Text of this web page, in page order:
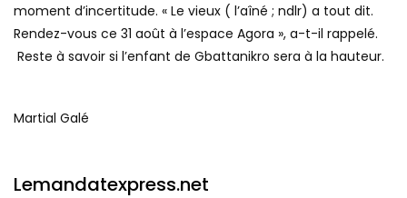
moment d’incertitude. « Le vieux ( l’aîné ; ndlr) a tout dit.
Rendez-vous ce 31 août à l’espace Agora », a-t-il rappelé.
Reste à savoir si l’enfant de Gbattanikro sera à la hauteur.
Martial Galé
Lemandatexpress.net